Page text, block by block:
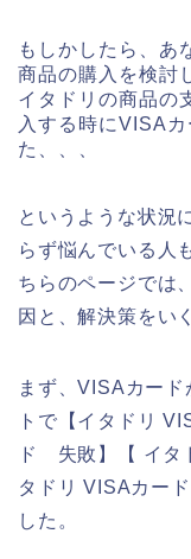
もしかしたら、あ
商品の購入を検討
イタドリの商品の
入する時にVISA
た、、、
というような状況
らず悩んでいる人
ちらのページでは
因と、解決策をい
まず、VISAカー
トで【イタドリ
ド 失敗】【 イタ
タドリ VISAカー
した。